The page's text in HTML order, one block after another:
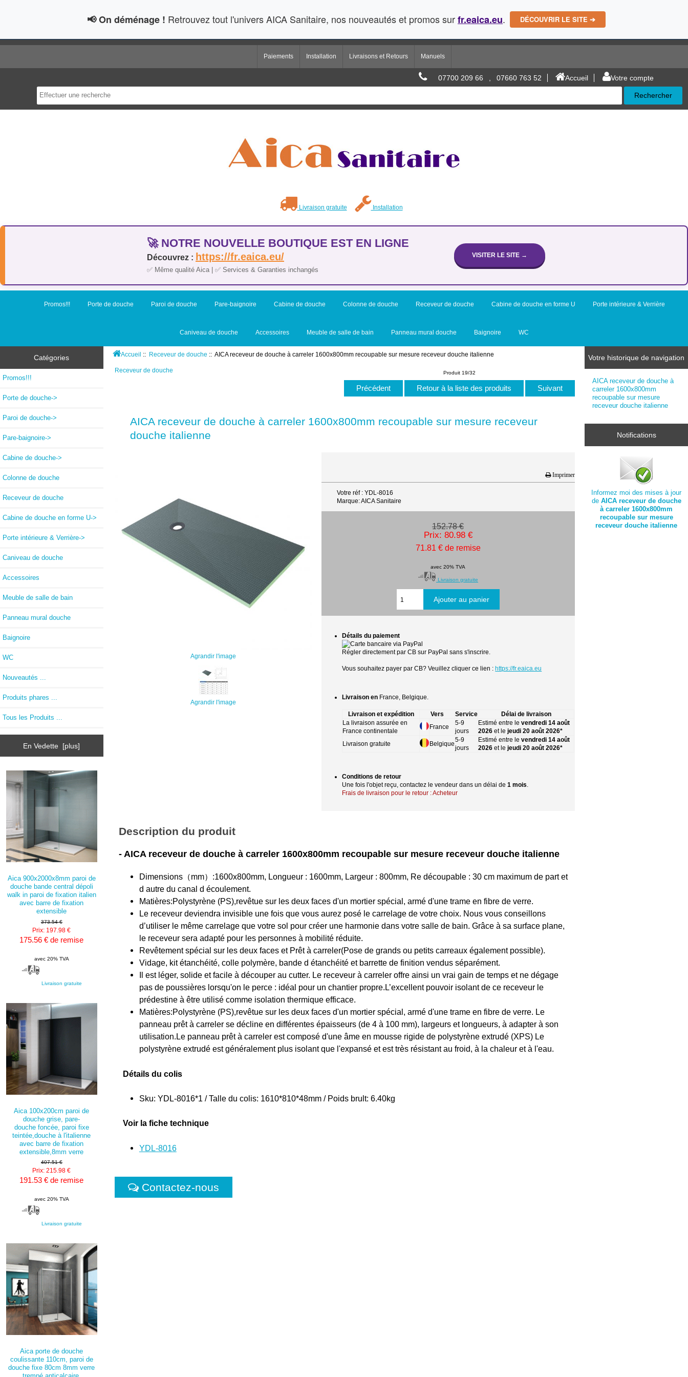
📢 On déménage ! Retrouvez tout l'univers AICA Sanitaire, nos nouveautés et promos surfr.eaica.eu. DÉCOUVRIR LE SITE ➔
Paiements Installation Livraisons et Retours Manuels
07700 209 66 07660 763 52 Accueil Votre compte
Livraison gratuite Installation
🚀 NOTRE NOUVELLE BOUTIQUE EST EN LIGNE
Découvrez : https://fr.eaica.eu/
✅ Même qualité Aica | ✅ Services & Garanties inchangés
VISITER LE SITE →
Promos!!! Porte de douche Paroi de douche Pare-baignoire Cabine de douche Colonne de douche Receveur de douche Cabine de douche en forme U Porte intérieure & Verrière
Caniveau de douche Accessoires Meuble de salle de bain Panneau mural douche Baignoire WC
Catégories
Promos!!!
Porte de douche->
Paroi de douche->
Pare-baignoire->
Cabine de douche->
Colonne de douche
Receveur de douche
Cabine de douche en forme U->
Porte intérieure & Verrière->
Caniveau de douche
Accessoires
Meuble de salle de bain
Panneau mural douche
Baignoire
WC
Nouveautés ...
Produits phares ...
Tous les Produits ...
En Vedette [plus]
Aica 900x2000x8mm paroi de
douche bande central dépoli
walk in paroi de fixation italien
avec barre de fixation
extensible
373.54 €
Prix: 197.98 €
175.56 € de remise
avec 20% TVA
Livraison gratuite
Aica 100x200cm paroi de
douche grise, pare-
douche foncée, paroi fixe
teintée,douche à l'italienne
avec barre de fixation
extensible,8mm verre
407.51 €
Prix: 215.98 €
191.53 € de remise
avec 20% TVA
Livraison gratuite
Aica porte de douche
coulissante 110cm, paroi de
douche fixe 80cm 8mm verre
Accueil :: Receveur de douche :: AICA receveur de douche à carreler 1600x800mm recoupable sur mesure receveur douche italienne
Receveur de douche Produit 19/32
Précédent Retour à la liste des produits Suivant
AICA receveur de douche à carreler 1600x800mm recoupable sur mesure receveur
douche italienne
Agrandir l'image
Agrandir l'image
Imprimer
Votre réf : YDL-8016
Marque: AICA Sanitaire
152.78 €
Prix: 80.98 €
71.81 € de remise
avec 20% TVA
Livraison gratuite
Détails du paiement
Régler directement par CB sur PayPal sans s'inscrire.
Vous souhaitez payer par CB? Veuillez cliquer ce lien : https://fr.eaica.eu
Livraison en France, Belgique.
Livraison et expédition Vers Service
Délai de livraison
La livraison assurée en
France continentale
France
5-9
jours
Estimé entre levendredi 14 août
2026 et lejeudi 20 août 2026*
Livraison gratuite
Belgique
5-9
jours
Estimé entre levendredi 14 août
2026 et lejeudi 20 août 2026*
Conditions de retour
Une fois l'objet reçu, contactez le vendeur dans un délai de1 mois
Frais de livraison pour le retour : Acheteur
Description du produit
- AICA receveur de douche à carreler 1600x800mm recoupable sur mesure receveur douche italienne
Dimensions（mm）:1600x800mm, Longueur : 1600mm, Largeur : 800mm, Re découpable : 30 cm maximum de part et
d autre du canal d écoulement.
Matières:Polystyrène (PS),revêtue sur les deux faces d'un mortier spécial, armé d'une trame en fibre de verre.
Le receveur deviendra invisible une fois que vous aurez posé le carrelage de votre choix. Nous vous conseillons
d’utiliser le même carrelage que votre sol pour créer une harmonie dans votre salle de bain. Grâce à sa surface plane,
le receveur sera adapté pour les personnes à mobilité réduite.
Revêtement spécial sur les deux faces et Prêt à carreler(Pose de grands ou petits carreaux également possible).
Vidage, kit étanchéité, colle polymère, bande d étanchéité et barrette de finition vendus séparément.
Il est léger, solide et facile à découper au cutter. Le receveur à carreler offre ainsi un vrai gain de temps et ne dégage
pas de poussières lorsqu'on le perce : idéal pour un chantier propre.L’excellent pouvoir isolant de ce receveur le
prédestine à être utilisé comme isolation thermique efficace.
Matières:Polystyrène (PS),revêtue sur les deux faces d'un mortier spécial, armé d'une trame en fibre de verre. Le
panneau prêt à carreler se décline en différentes épaisseurs (de 4 à 100 mm), largeurs et longueurs, à adapter à son
utilisation.Le panneau prêt à carreler est composé d'une âme en mousse rigide de polystyrène extrudé (XPS) Le
polystyrène extrudé est généralement plus isolant que l'expansé et est très résistant au froid, à la chaleur et à l'eau.
Détails du colis
Sku: YDL-8016*1 / Talle du colis: 1610*810*48mm / Poids brult: 6.40kg
Voir la fiche technique
YDL-8016
Contactez-nous
Votre historique de navigation
AICA receveur de douche à
carreler 1600x800mm
recoupable sur mesure
receveur douche italienne
Notifications
Informez moi des mises à jour
de AICA receveur de douche
à carreler 1600x800mm
recoupable sur mesure
receveur douche italienne